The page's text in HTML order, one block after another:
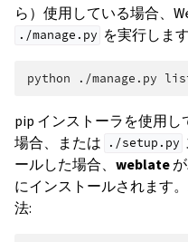
ら）使用している場合、
./manage.py を実行しま
python ./manage.py
pip インストーラを使用し
場合、または
./setup.py
ールした場合、 weblate
にインストールされます
法: